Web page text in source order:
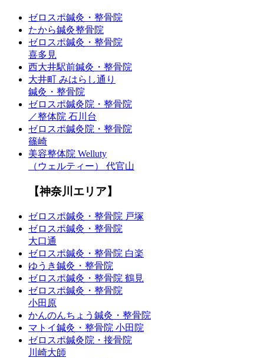
ゼロスポ鍼灸・整骨院
たから鍼灸整骨院
ゼロスポ鍼灸・整骨院
喜多見
西大井駅前鍼灸・整骨院
大井町 みはらし通り
鍼灸・整骨院
ゼロスポ鍼灸院・整骨院
／整体院 石川台
ゼロスポ鍼灸院・整骨院
篠崎
美容整体院 Welluty
（ウェルティー） 代官山
【神奈川エリア】
ゼロスポ鍼灸・整骨院 戸塚
ゼロスポ鍼灸・整骨院
大口通
ゼロスポ鍼灸・整骨院 白楽
ゆうき鍼灸・整骨院
ゼロスポ鍼灸・整骨院 鶴見
ゼロスポ鍼灸・整骨院
小田原
かんのんちょう鍼灸・整骨院
マトイ鍼灸・整骨院 小田院
ゼロスポ鍼灸院・接骨院
川崎大師